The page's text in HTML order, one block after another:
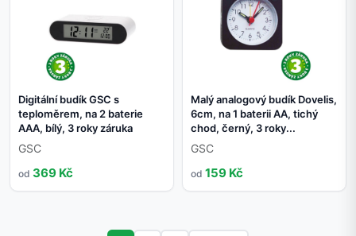
Digitální budík GSC s
teploměrem, na 2 baterie
AAA, bílý, 3 roky záruka
GSC
od 369 Kč
Malý analogový budík Dovelis,
6cm, na 1 baterii AA, tichý
chod, černý, 3 roky...
GSC
od 159 Kč